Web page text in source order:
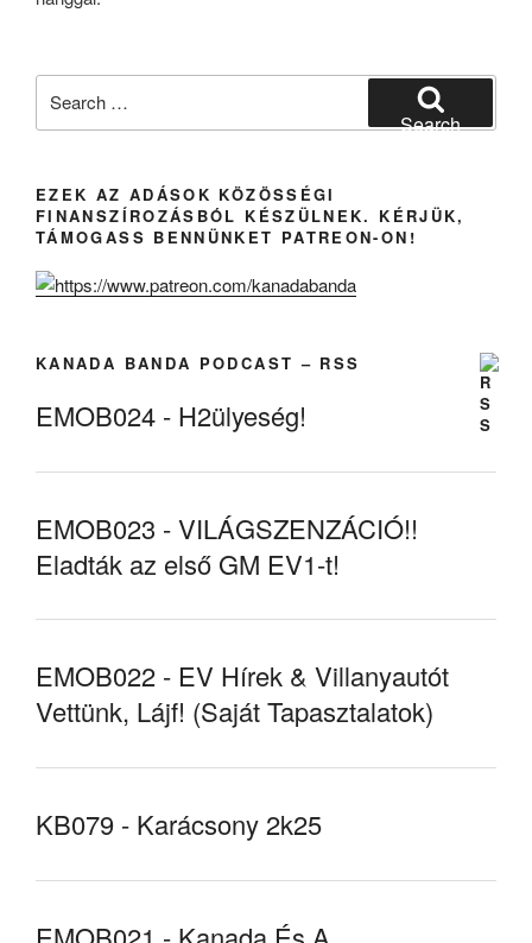
for:
Search
EZEK AZ ADÁSOK KÖZÖSSÉGI
FINANSZÍROZÁSBÓL KÉSZÜLNEK. KÉRJÜK,
TÁMOGASS BENNÜNKET PATREON-ON!
KANADA BANDA PODCAST – RSS
EMOB024 - H2ülyeség!
EMOB023 - VILÁGSZENZÁCIÓ!!
Eladták az első GM EV1-t!
EMOB022 - EV Hírek & Villanyautót
Vettünk, Lájf! (Saját Tapasztalatok)
KB079 - Karácsony 2k25